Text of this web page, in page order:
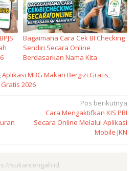
Bagaimana Cara Cek BI Checking
Sendiri Secara Online
Berdasarkan Nama Kita
Aplikasi MBG Makan Bergizi Gratis,
2026
Pos berikutnya
Cara Mengaktifkan KIS PBI
Secara Online Melalui Aplikasi
Mobile JKN
sukantengah.id